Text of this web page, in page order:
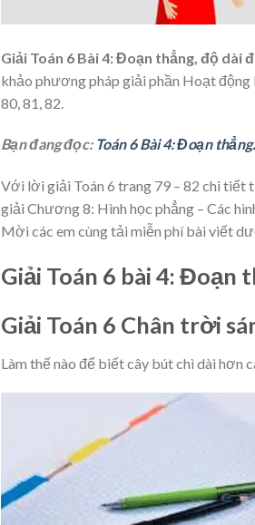
Giải Toán 6 Bài 4: Đoạn thẳng, độ dài
khảo phương pháp giải phần Hoạt động
80, 81, 82.
Bạn đang đọc: Toán 6 Bài 4: Đoạn
Với lời giải Toán 6 trang 79 – 82 chi tiết
giải Chương 8: Hình học phẳng – Các
Mời các em cùng tải miễn phí bài viết
Giải Toán 6 bài 4: Đoạn
Giải Toán 6 Chân trời
Làm thế nào để biết cây bút chì dài hơn